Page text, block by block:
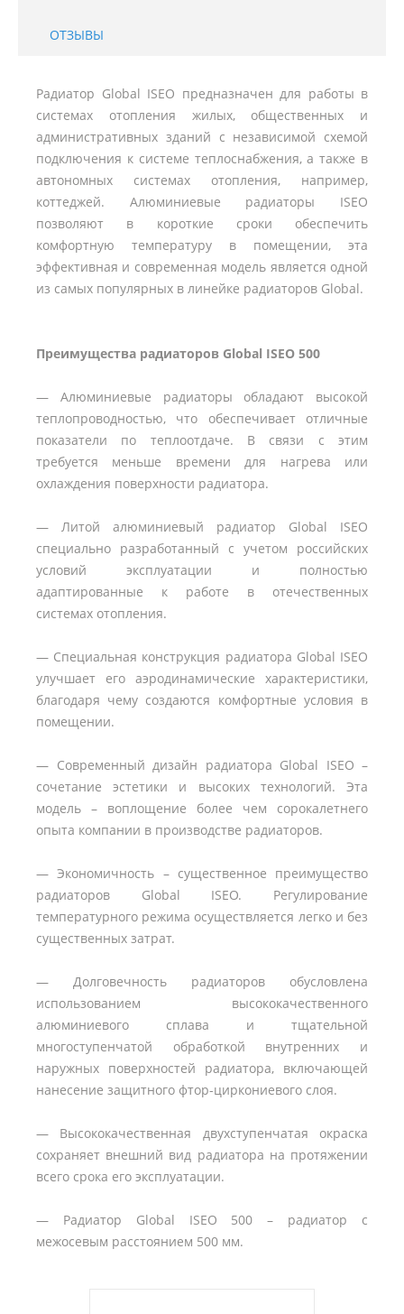
ОТЗЫВЫ
Радиатор Global ISEO предназначен для работы в
системах отопления жилых, общественных и
административных зданий с независимой схемой
подключения к системе теплоснабжения, а также в
автономных системах отопления, например,
коттеджей. Алюминиевые радиаторы ISEO
позволяют в короткие сроки обеспечить
комфортную температуру в помещении, эта
эффективная и современная модель является одной
из самых популярных в линейке радиаторов Global.
Преимущества радиаторов Global ISEO 500
— Алюминиевые радиаторы обладают высокой
теплопроводностью, что обеспечивает отличные
показатели по теплоотдаче. В связи с этим
требуется меньше времени для нагрева или
охлаждения поверхности радиатора.
— Литой алюминиевый радиатор Global ISEO
специально разработанный с учетом российских
условий эксплуатации и полностью
адаптированные к работе в отечественных
системах отопления.
— Специальная конструкция радиатора Global ISEO
улучшает его аэродинамические характеристики,
благодаря чему создаются комфортные условия в
помещении.
— Современный дизайн радиатора Global ISEO –
сочетание эстетики и высоких технологий. Эта
модель – воплощение более чем сорокалетнего
опыта компании в производстве радиаторов.
— Экономичность – существенное преимущество
радиаторов Global ISEO. Регулирование
температурного режима осуществляется легко и без
существенных затрат.
— Долговечность радиаторов обусловлена
использованием высококачественного
алюминиевого сплава и тщательной
многоступенчатой обработкой внутренних и
наружных поверхностей радиатора, включающей
нанесение защитного фтор-циркониевого слоя.
— Высококачественная двухступенчатая окраска
сохраняет внешний вид радиатора на протяжении
всего срока его эксплуатации.
— Радиатор Global ISEO 500 – радиатор с
межосевым расстоянием 500 мм.